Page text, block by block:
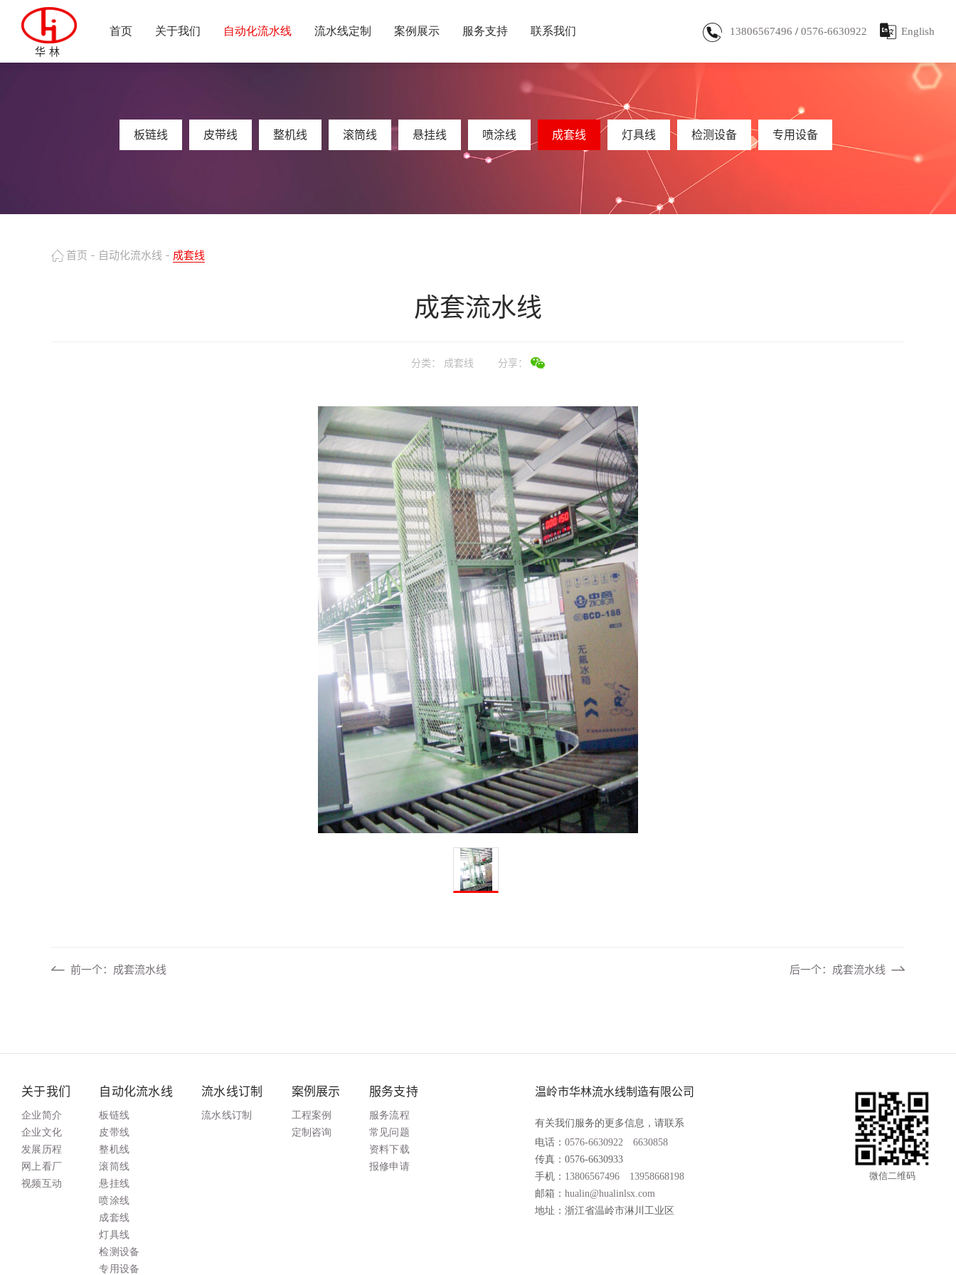
华林
首页 关于我们 自动化流水线
喷涂线 灯具线
流水线定制 案例展示 服务支持
常见问题 资料下载
联系我们 13806567496 / 0576-6630922 English
板链线 皮带线 整机线 滚筒线 悬挂线 喷涂线 成套线 灯具线 检测设备 专用设备
首页 - 自动化流水线 - 成套线
成套流水线
分类： 成套线 分享：
前一个：成套流水线 后一个：成套流水线
关于我们
企业简介
企业文化
发展历程
网上看厂
视频互动
自动化流水线
板链线
皮带线
整机线
滚筒线
悬挂线
喷涂线
成套线
灯具线
检测设备
专用设备
流水线订制
流水线订制
案例展示
工程案例
定制咨询
服务支持
服务流程
常见问题
资料下载
报修申请
温岭市华林流水线制造有限公司
有关我们服务的更多信息，请联系
电话： 0576-6630922
6630858
传真：0576-6630933
手机： 13806567496
13958668198
邮箱： hualin@hualinlsx.com
地址：浙江省温岭市淋川工业区
微信二维码